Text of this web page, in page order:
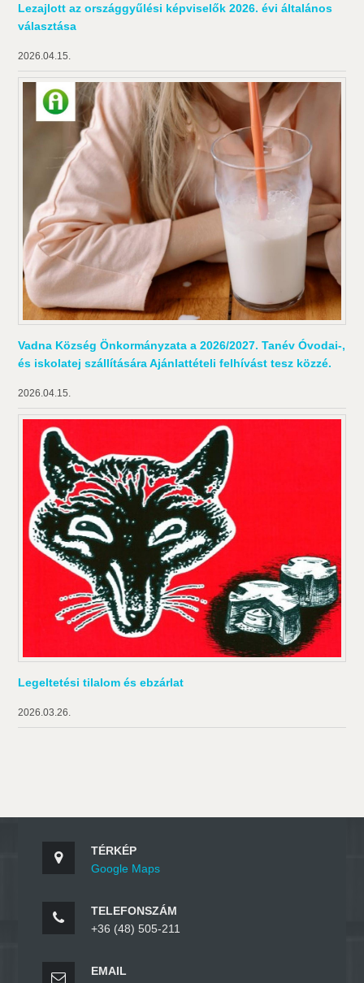
Lezajlott az országgyűlési képviselők 2026. évi általános
választása
2026.04.15.
Vadna Község Önkormányzata a 2026/2027. Tanév Óvodai-,
és iskolatej szállítására Ajánlattételi felhívást tesz közzé.
2026.04.15.
Legeltetési tilalom és ebzárlat
2026.03.26.
TÉRKÉP
Google Maps
TELEFONSZÁM
+36 (48) 505-211
EMAIL